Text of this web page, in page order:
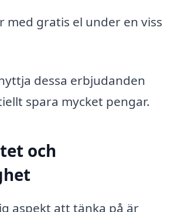
med gratis el under en viss
dessa erbjudanden
spara mycket pengar.
och
aspekt att tänka på är